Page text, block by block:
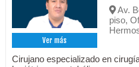
Ver más
Av.
piso,
Cirujano especializado en